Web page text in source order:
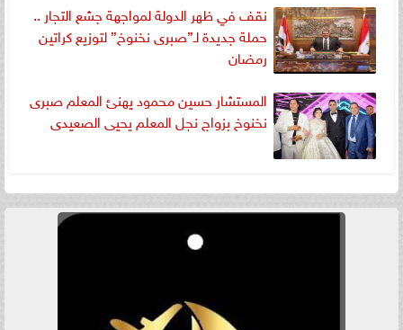
نقف في ظهر الدولة لمواجهة جشع التجار ..
حملة جديدة لـ”صبرى نخنوخ” لتوزيع كراتين
رمضان
المستشار حسين محمود يهنئ المعلم صبرى
نخنوخ بزواج نجل المعلم يحيى الصعيدى